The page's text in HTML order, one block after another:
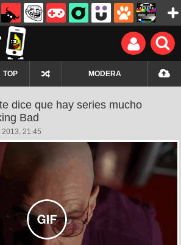
TOP MODERA
dice que hay series mucho
Bad
2013, 21:45